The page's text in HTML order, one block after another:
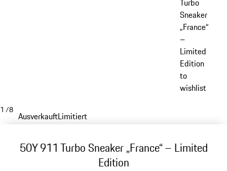
Turbo
Sneaker
„France“
–
Limited
Edition
to
wishlist
1 /8
AusverkauftLimitiert
50Y 911 Turbo Sneaker „France“ – Limited
Edition